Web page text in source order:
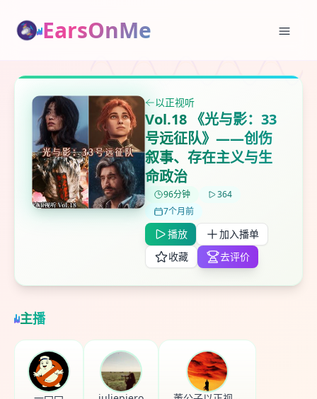
EarsOnMe
以正视听
Vol.18 《光与影：33
号远征队》——创伤
叙事、存在主义与生
命政治
96分钟
364
7个月前
播放
加入播单
收藏
去评价
主播
打分
鼠标下留人
删除确认
取消
加入播单